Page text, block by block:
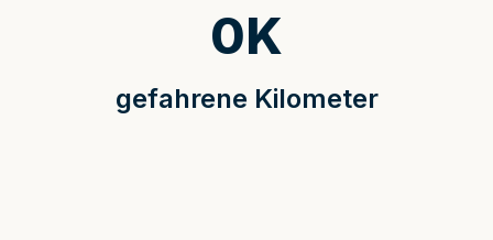
gefahrene Kilometer
0K